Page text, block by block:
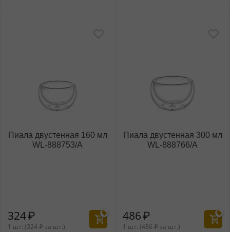
Пиала двустенная 160 мл
WL‑888753/A
324₽
1 шт. (324 ₽ за шт.)
Пиала двустенная 300 мл
WL‑888766/A
486₽
1 шт. (486 ₽ за шт.)